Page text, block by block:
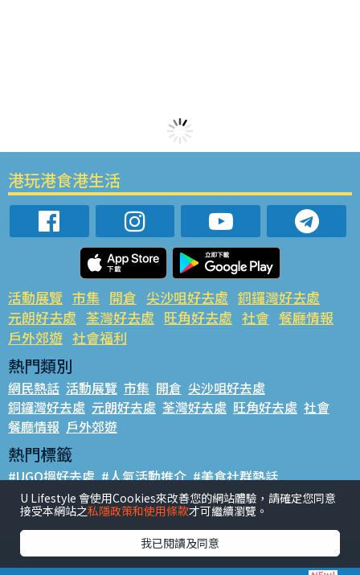
港玩港食港生活
活動展覽 市集 開倉 尖沙咀好去處 銅鑼灣好去處
元朗好去處 荃灣好去處 旺角好去處 社會 餐廳情報
戶外郊遊 社會福利
熱門類別
網民熱話 活動展覽 市集 開倉 尖沙咀好去處
銅鑼灣好去處 元朗好去處 荃灣好去處 旺角好去處 社會
餐廳情報 戶外郊遊
熱門標籤
#UGO搵好去處 #人氣活動推介 #美食社群熱話
#親子玩樂好去處 #ULifestyle應用程式 #限時搶
#UJetso禮物放送 #ULifestyle商戶中心 #著數
香港經濟日報版權所有©2026
U Lifestyle 會使用Cookies來改善您的網站體驗，請確定您同意
接受本網站之私隱政策和使用條款才可繼續瀏覽。
我已閱讀及同意